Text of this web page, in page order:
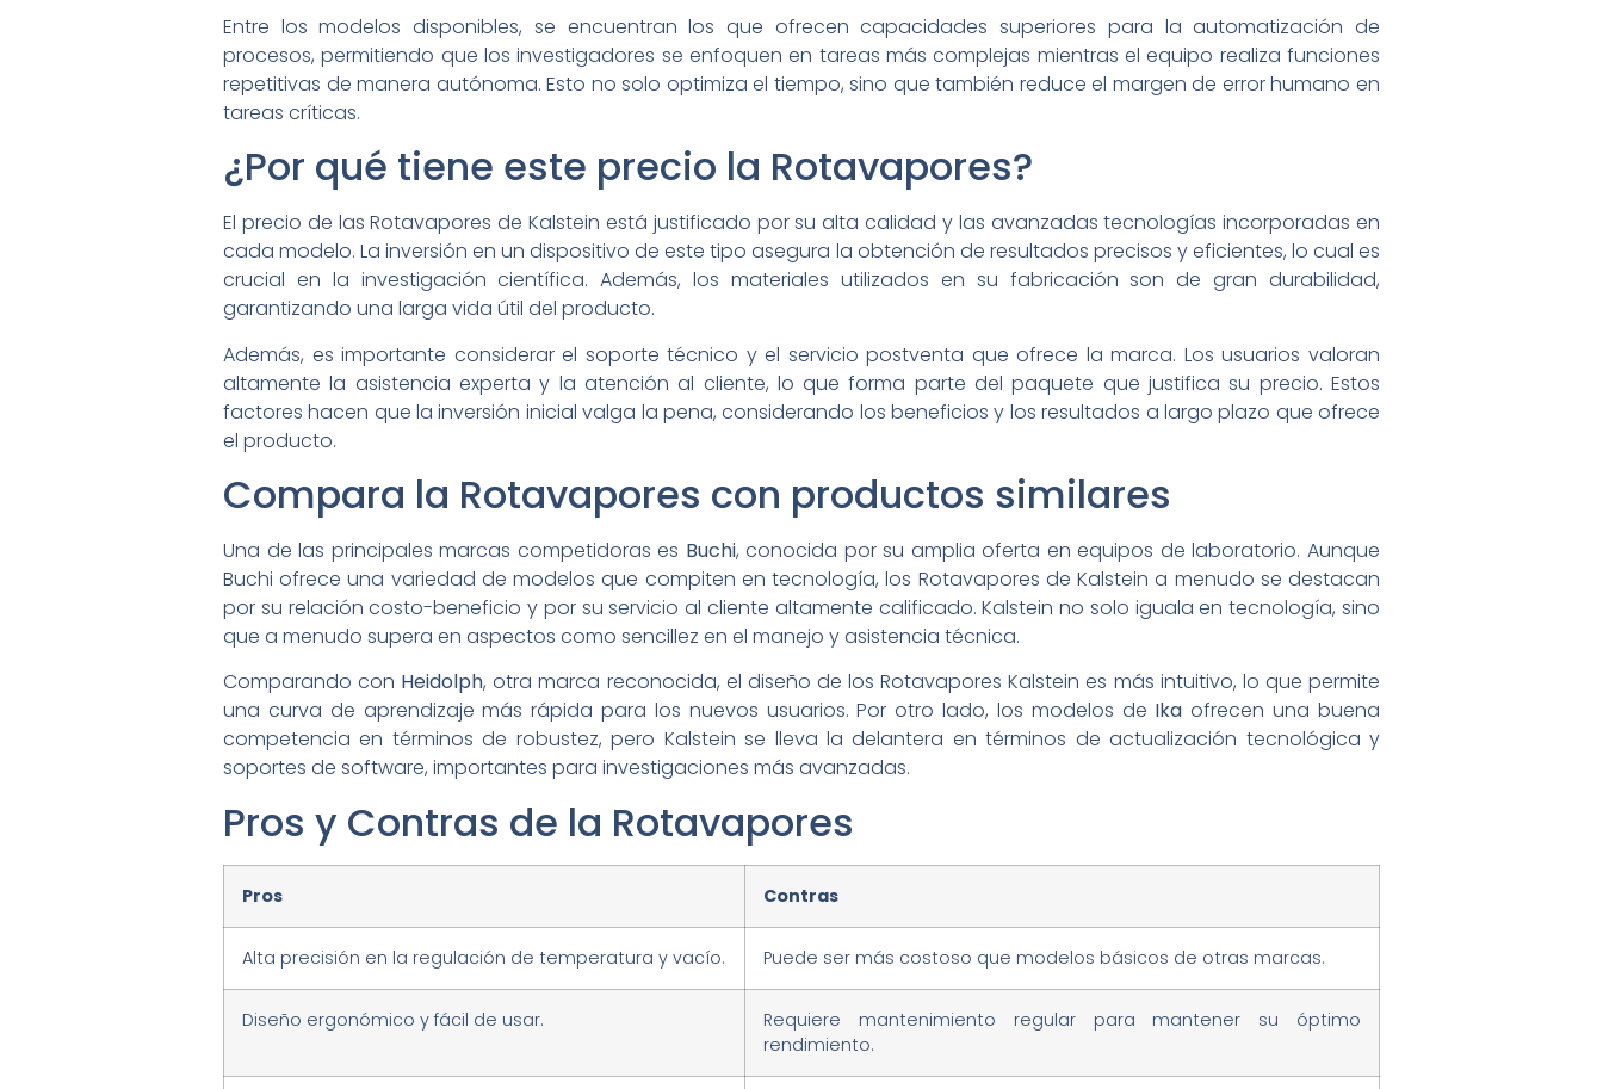
Entre los modelos disponibles, se encuentran los que ofrecen capacidades superiores para la automatización de
procesos, permitiendo que los investigadores se enfoquen en tareas más complejas mientras el equipo realiza funciones
repetitivas de manera autónoma. Esto no solo optimiza el tiempo, sino que también reduce el margen de error humano en
tareas críticas.
¿Por qué tiene este precio la Rotavapores?
El precio de las Rotavapores de Kalstein está justificado por su alta calidad y las avanzadas tecnologías incorporadas en
cada modelo. La inversión en un dispositivo de este tipo asegura la obtención de resultados precisos y eficientes, lo cual es
crucial en la investigación científica. Además, los materiales utilizados en su fabricación son de gran durabilidad,
garantizando una larga vida útil del producto.
Además, es importante considerar el soporte técnico y el servicio postventa que ofrece la marca. Los usuarios valoran
altamente la asistencia experta y la atención al cliente, lo que forma parte del paquete que justifica su precio. Estos
factores hacen que la inversión inicial valga la pena, considerando los beneficios y los resultados a largo plazo que ofrece
el producto.
Compara la Rotavapores con productos similares
Una de las principales marcas competidoras es Buchi, conocida por su amplia oferta en equipos de laboratorio. Aunque
Buchi ofrece una variedad de modelos que compiten en tecnología, los Rotavapores de Kalstein a menudo se destacan
por su relación costo-beneficio y por su servicio al cliente altamente calificado. Kalstein no solo iguala en tecnología, sino
que a menudo supera en aspectos como sencillez en el manejo y asistencia técnica.
Comparando con Heidolph, otra marca reconocida, el diseño de los Rotavapores Kalstein es más intuitivo, lo que permite
una curva de aprendizaje más rápida para los nuevos usuarios. Por otro lado, los modelos de Ika ofrecen una buena
competencia en términos de robustez, pero Kalstein se lleva la delantera en términos de actualización tecnológica y
soportes de software, importantes para investigaciones más avanzadas.
Pros y Contras de la Rotavapores
Pros Contras
Alta precisión en la regulación de temperatura y vacío. Puede ser más costoso que modelos básicos de otras marcas.
Diseño ergonómico y fácil de usar.
Requiere mantenimiento regular para mantener su óptimo
rendimiento.